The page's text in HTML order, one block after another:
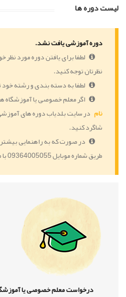
لیست دوره ها
دوره آموزشی یافت نشد.
لطفا برای یافتن دوره مورد نظر
نظرتان توجه کنید.
لطفا به دسته بندی و رشته
اگر معلم خصوصی یا آموزشگاه
نام در سایت بلدیاب دوره های
شاگرد کنید.
در صورت که به راهنمایی
طریق شماره موبایل 09364005055 با ما در ارتباط باشید.
درخواست معلم خصوصی یا